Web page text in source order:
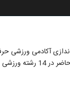
زیر نظر ورزش‌های بین‌المللی ترکیه برای